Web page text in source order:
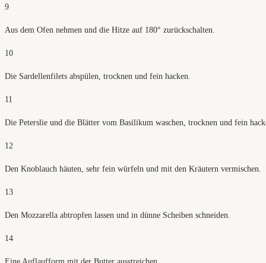
9
Aus dem Ofen nehmen und die Hitze auf 180° zurückschalten.
10
Die Sardellenfilets abspülen, trocknen und fein hacken.
11
Die Peterslie und die Blätter vom Basilikum waschen, trocknen und fein
12
Den Knoblauch häuten, sehr fein würfeln und mit den Kräutern vermischen.
13
Den Mozzarella abtropfen lassen und in dünne Scheiben schneiden.
14